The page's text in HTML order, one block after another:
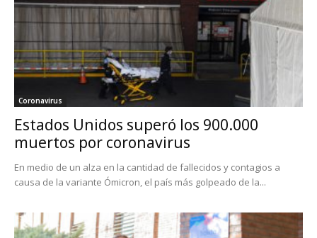
Coronavirus
Estados Unidos superó los 900.000
muertos por coronavirus
En medio de un alza en la cantidad de fallecidos y contagios a
causa de la variante Ómicron, el país más golpeado de la...